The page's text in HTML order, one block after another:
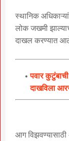
स्थानिक
लोक जखमी
दाखल करण्यात
पवार
दाखविला
आग